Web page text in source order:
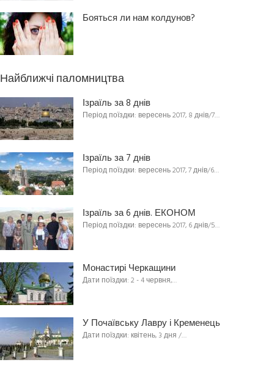
Бояться ли нам колдунов?
Найближчі паломництва
Ізраїль за 8 днів
Період поїздки: вересень 2017, 8 днів/7…
Ізраїль за 7 днів
Період поїздки: вересень 2017, 7 днів/6…
Ізраїль за 6 днів. ЕКОНОМ
Період поїздки: вересень 2017, 6 днів/5…
Монастирі Черкащини
Дати поїздки: 2 - 4 червня,…
У Почаївську Лавру і Кременець
Дати поїздки: квітень, 3 дня /…